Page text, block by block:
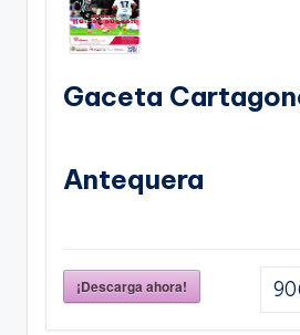
Gaceta
Antequera
¡Descarga ahora!